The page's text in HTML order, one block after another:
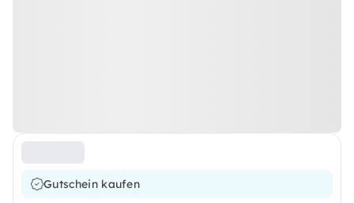
Gutschein kaufen